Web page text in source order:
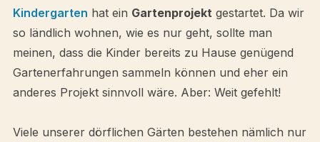
Kindergarten hat ein Gartenprojekt gestartet. Da wir
so ländlich wohnen, wie es nur geht, sollte man
meinen, dass die Kinder bereits zu Hause genügend
Gartenerfahrungen sammeln können und eher ein
anderes Projekt sinnvoll wäre. Aber: Weit gefehlt!
Viele unserer dörflichen Gärten bestehen nämlich nur